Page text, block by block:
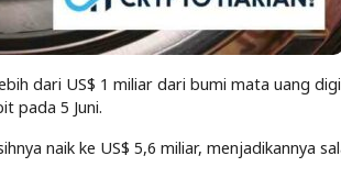
dari US$ 1 miliar dari bumi mata uang
pada 5 Juni.
naik ke US$ 5,6 miliar, menjadikannya